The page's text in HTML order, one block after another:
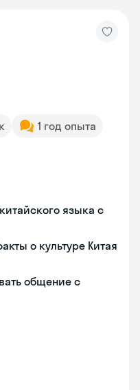
1 год опыта
языка с
о культуре Китая
общение с